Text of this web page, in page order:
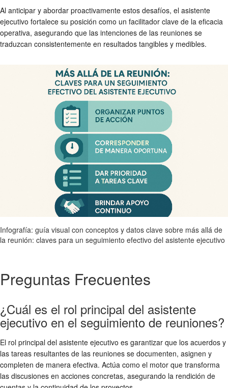
Al anticipar y abordar proactivamente estos desafíos, el asistente
ejecutivo fortalece su posición como un facilitador clave de la eficacia
operativa, asegurando que las intenciones de las reuniones se
traduzcan consistentemente en resultados tangibles y medibles.
Infografía: guía visual con conceptos y datos clave sobre más allá de
la reunión: claves para un seguimiento efectivo del asistente ejecutivo
Preguntas Frecuentes
¿Cuál es el rol principal del asistente
ejecutivo en el seguimiento de reuniones?
El rol principal del asistente ejecutivo es garantizar que los acuerdos y
las tareas resultantes de las reuniones se documenten, asignen y
completen de manera efectiva. Actúa como el motor que transforma
las discusiones en acciones concretas, asegurando la rendición de